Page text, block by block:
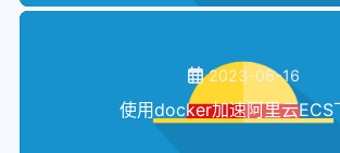
2023-06-16
使用docker加速阿里云ECS